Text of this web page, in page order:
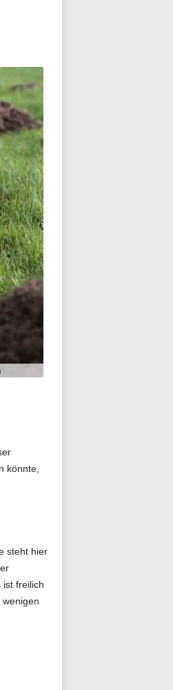
könnte,
steht hier
freilich